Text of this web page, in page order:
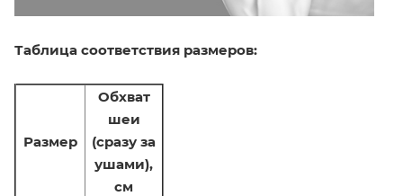
Таблица соответствия размеров:
Размер
Обхват
шеи
(сразу за
ушами),
см